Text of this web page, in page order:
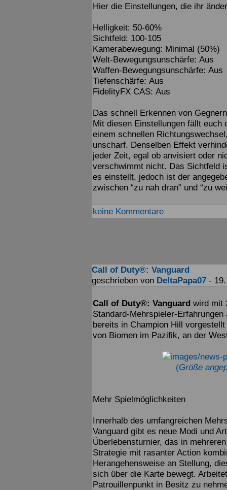
Hier die Einstellungen, die ihr
Helligkeit: 50-60%
Sichtfeld: 100-105
Kamerabewegung: Minimal (50%)
Welt-Bewegungsunschärfe: Aus
Waffen-Bewegungsunschärfe: Aus
Tiefenschärfe: Aus
FidelityFX CAS: Aus
Das schnell Erkennen von
Mit diesen Einstellungen fällt euch
einem schnellen
unscharf. Denselben Effekt
jeder Zeit, egal ob anvisiert oder
verschwimmt nicht. Das Sichtfeld
es einstellt, jedoch ist der
zwischen “zu nah dran” und “zu
keine Kommentare
Call of Duty®: Vanguard
geschrieben von DeltaPapa07-
Call of Duty®: Vanguard wird mit
Standard-Mehrspieler-
bereits in Champion Hill
von Biomen im Pazifik, an der
(Größe
Mehr Spielmöglichkeiten
Innerhalb des umfangreichen
Vanguard gibt es neue Modi und
Überlebensturnier, das in
Strategie mit rasanter Action
Herangehensweise an Stellung,
sich über die Karte bewegt.
Patrouillenpunkt in Besitz zu